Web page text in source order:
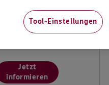
Kundenwerkstatt.
Jetzt
informieren
Tool-Einstellungen